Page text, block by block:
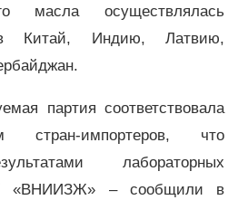
масла осуществлялась
в Китай, Индию, Латвию,
партия соответствовала
стран-импортеров, что
лабораторных
«ВНИИЗЖ» – сообщили в